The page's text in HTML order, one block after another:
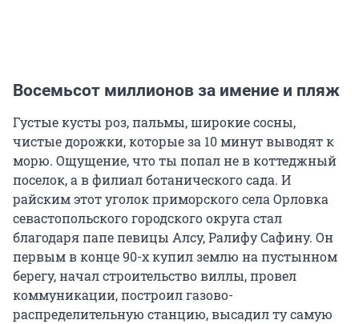
Восемьсот миллионов за имение и пляж
Густые кусты роз, пальмы, широкие сосны,
чистые дорожки, которые за 10 минут выводят к
морю. Ощущение, что ты попал не в коттеджный
поселок, а в филиал ботанического сада. И
райским этот уголок приморского села Орловка
севастопольского городского округа стал
благодаря папе певицы Алсу, Ралифу Сафину. Он
первым в конце 90-х купил землю на пустынном
берегу, начал строительство виллы, провел
коммуникации, построил газово-
распределительную станцию, высадил ту самую